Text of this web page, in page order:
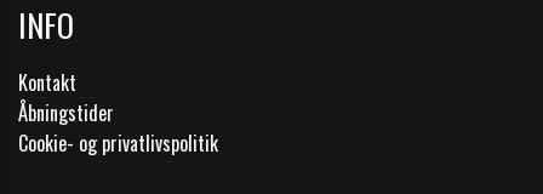
INFO
Kontakt
Åbningstider
Cookie- og privatlivspolitik